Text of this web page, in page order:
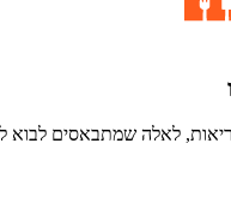
לאלה שמתבאסים